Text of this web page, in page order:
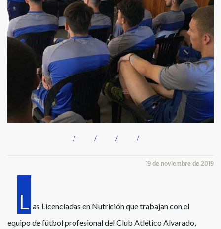
19 de noviembre de 2019
L as Licenciadas en Nutrición que trabajan con el
equipo de fútbol profesional del Club Atlético Alvarado,